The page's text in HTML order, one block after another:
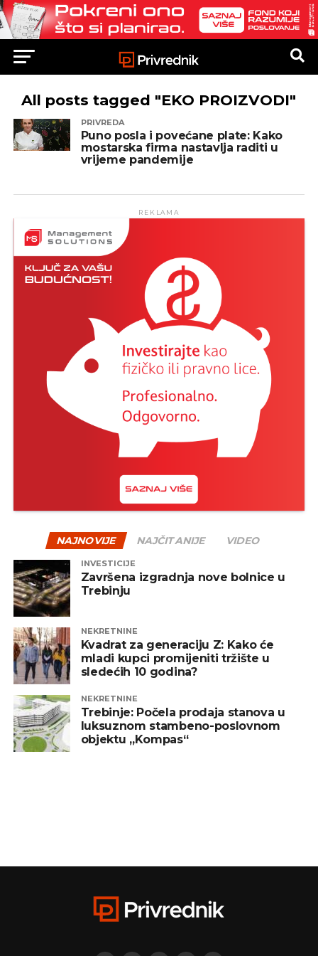
All posts tagged "EKO PROIZVODI"
PRIVREDA
Puno posla i povećane plate: Kako
mostarska firma nastavlja raditi u
vrijeme pandemije
REKLAMA
NAJNOVIJE NAJČITANIJE VIDEO
INVESTICIJE
Završena izgradnja nove bolnice u
Trebinju
NEKRETNINE
Kvadrat za generaciju Z: Kako će
mladi kupci promijeniti tržište u
sledećih 10 godina?
NEKRETNINE
Trebinje: Počela prodaja stanova u
luksuznom stambeno-poslovnom
objektu „Kompas“